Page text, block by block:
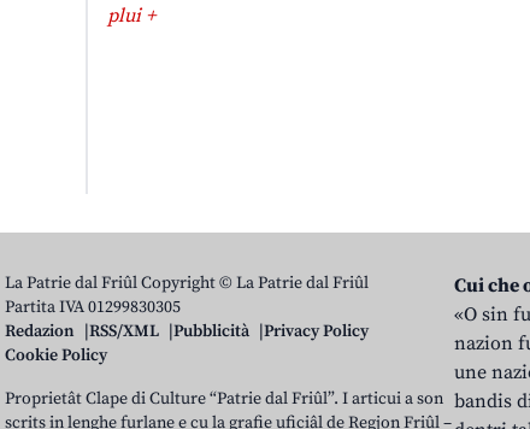
plui +
La Patrie dal Friûl Copyright © La Patrie dal Friûl
Partita IVA 01299830305
Redazion
RSS/XML Pubblicità
Privacy Policy
Cookie Policy
Proprietât Clape di Culture “Patrie dal Friûl”. I articui a son
scrits in lenghe furlane e cu la grafie uficiâl de Regjon Friûl –
Cui che
«O sin
nazion
une
bandis